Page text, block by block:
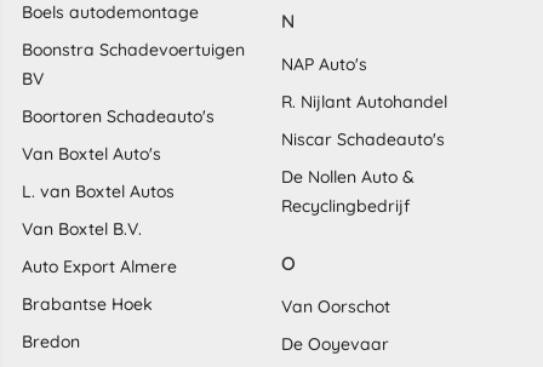
Boels autodemontage
Boonstra Schadevoertuigen
BV
Boortoren Schadeauto's
Van Boxtel Auto's
L. van Boxtel Autos
Van Boxtel B.V.
Auto Export Almere
Brabantse Hoek
Bredon
N
NAP Auto's
R. Nijlant Autohandel
Niscar Schadeauto's
De Nollen Auto &
Recyclingbedrijf
O
Van Oorschot
De Ooyevaar